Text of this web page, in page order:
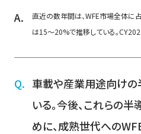
直近の数年間は、WFE市場全体
は15～20%で推移している。
車載や産業用途向けの
いる。今後、これらの
めに、成熟世代への